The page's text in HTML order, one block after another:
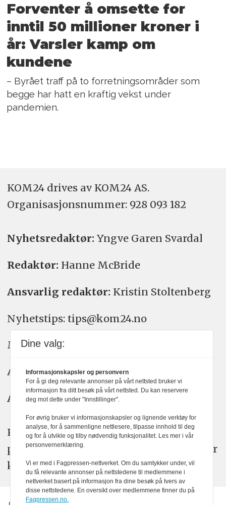
Forventer å omsette for
inntil 50 millioner kroner i
år: Varsler kamp om
kundene
– Byrået traff på to forretningsområder som
begge har hatt en kraftig vekst under
pandemien.
KOM24 drives av KOM24 AS.
Organisasjons­nummer: 928 093 182
Nyhetsredaktør: Yngve Garen Svardal
Redaktør: Hanne McBride
Ansvarlig redaktør: Kristin Stoltenberg
Nyhetstips: tips@kom24.no
Meninger: meninger@kom24.no
Annonse: annonse@watchmedia.no
Abonnement:kom24@watchmedia.no
KOM24 arbeider etter Vær Varsom-
plakatens regler for god presseskikk. Her
kan du lese mer omPFUsarbeid.
Dine valg:
Informasjonskapsler og personvern
For å gi deg relevante annonser på vårt nettsted bruker vi
informasjon fra ditt besøk på vårt nettsted. Du kan reservere
deg mot dette under "Innstillinger".
For øvrig bruker vi informasjonskapsler og lignende verktøy for
analyse, for å sammenligne nettlesere, tilpasse innhold til deg
og for å utvikle og tilby nødvendig funksjonalitet. Les mer i vår
personvernerklæring.
Vi er med i Fagpressen-nettverket. Om du samtykker under, vil
du få relevante annonser på nettstedene til medlemmene i
nettverket basert på informasjon fra dine besøk på tvers av
disse nettstedene. En oversikt over medlemmene finner du på
Fagpressen.no.